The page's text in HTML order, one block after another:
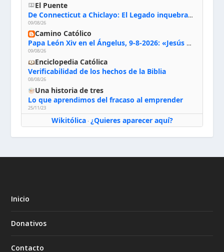
El Puente
De Connecticut a Chiclayo: El Legado inquebrantable de Monseñor Juan Tomis Stack
09/08/26
Camino Católico
Papa León Xiv en el Ángelus, 9-8-2026: «Jesús no nos abandona y si lo acogemos con humildad con la oración, los sacramentos y la escucha de su Palabra, en Él encontraremos paz, luz y fuerza para nuestro camino»
09/08/26
Enciclopedia Católica
Verificabilidad de los hechos de la Biblia
08/08/26
Una historia de tres
Lo que aprendimos del fracaso al emprender
25/11/23
Wikitólica· ¿Quieres aparecer aquí?
Inicio
Donativos
Contacto